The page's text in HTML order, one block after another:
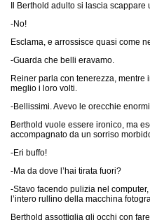
Il Berthold adulto si lascia
-No!
Esclama, e arrossisce quasi come
-Guarda che belli eravamo.
Reiner parla con tenerezza, mentre
meglio i loro volti.
-Bellissimi. Avevo le orecchie
Berthold vuole essere ironico, ma
accompagnato da un sorriso
-Eri buffo!
-Ma da dove l’hai tirata fuori?
-Stavo facendo pulizia nel
l’intero rullino della macchina
Berthold assottiglia gli occhi con